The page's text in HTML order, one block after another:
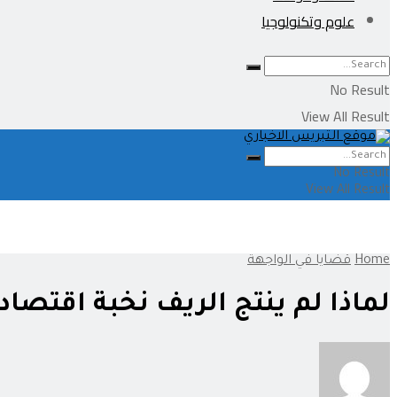
علوم وتكنولوجيا
No Result
View All Result
No Result
View All Result
Home قضايا في الواجهة
لماذا لم ينتج الريف نخبة